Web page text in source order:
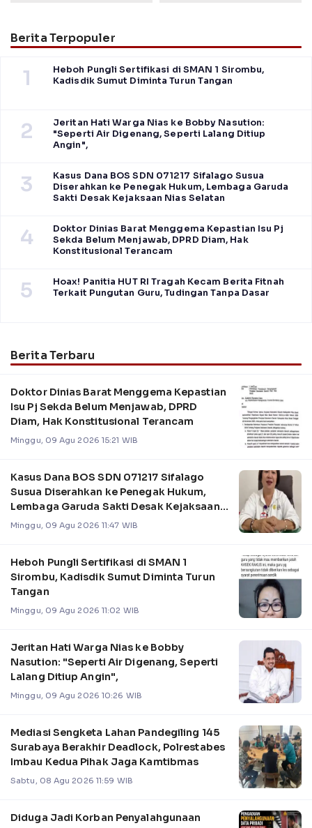
Berita Terpopuler
1
Heboh Pungli Sertifikasi di SMAN 1 Sirombu,
Kadisdik Sumut Diminta Turun Tangan
2
Jeritan Hati Warga Nias ke Bobby Nasution:
"Seperti Air Digenang, Seperti Lalang Ditiup
Angin",
3
Kasus Dana BOS SDN 071217 Sifalago Susua
Diserahkan ke Penegak Hukum, Lembaga Garuda
Sakti Desak Kejaksaan Nias Selatan
4
Doktor Dinias Barat Menggema Kepastian Isu Pj
Sekda Belum Menjawab, DPRD Diam, Hak
Konstitusional Terancam
5
Hoax! Panitia HUT RI Tragah Kecam Berita Fitnah
Terkait Pungutan Guru, Tudingan Tanpa Dasar
Berita Terbaru
Doktor Dinias Barat Menggema Kepastian
Isu Pj Sekda Belum Menjawab, DPRD
Diam, Hak Konstitusional Terancam
Minggu, 09 Agu 2026 15:21 WIB
Kasus Dana BOS SDN 071217 Sifalago
Susua Diserahkan ke Penegak Hukum,
Lembaga Garuda Sakti Desak Kejaksaan
Nias Selatan
Minggu, 09 Agu 2026 11:47 WIB
Heboh Pungli Sertifikasi di SMAN 1
Sirombu, Kadisdik Sumut Diminta Turun
Tangan
Minggu, 09 Agu 2026 11:02 WIB
Jeritan Hati Warga Nias ke Bobby
Nasution: "Seperti Air Digenang, Seperti
Lalang Ditiup Angin",
Minggu, 09 Agu 2026 10:26 WIB
Mediasi Sengketa Lahan Pandegiling 145
Surabaya Berakhir Deadlock, Polrestabes
Imbau Kedua Pihak Jaga Kamtibmas
Sabtu, 08 Agu 2026 11:59 WIB
Diduga Jadi Korban Penyalahgunaan